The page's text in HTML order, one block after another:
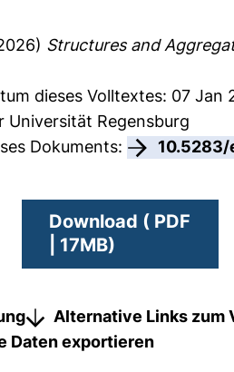
Structures and
dieses Volltextes: 07 Jan
Universität Regensburg
Dokuments:
Download ( PDF
| 17MB)
Alternative Links zum
Daten exportieren